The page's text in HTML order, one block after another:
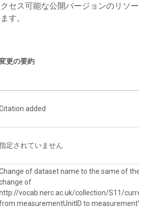
セス可能な公開バージョンのリソー
す。
更の要約
added
定されていません
of dataset name to the same of the
of
http://vocab.nerc.ac.uk/collection/S11/
measurementUnitID to